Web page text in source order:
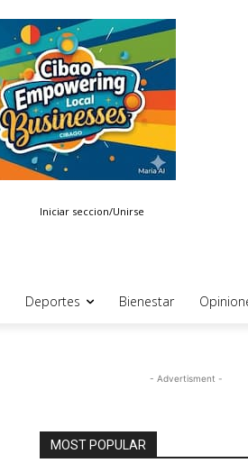
Iniciar seccion/Unirse
Deportes Bienestar
- Advertisment -
MOST POPULAR